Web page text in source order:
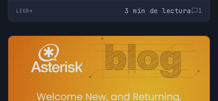
rápido. Prometedor, pero todavía lejos de
producción. Lo analizamos.
LEER 3 min de lectura 1